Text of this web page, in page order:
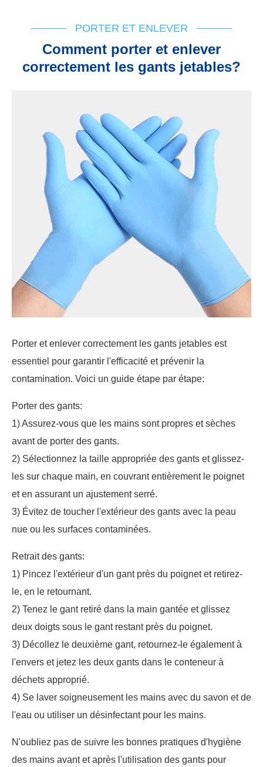
PORTER ET ENLEVER
Comment porter et enlever
correctement les gants jetables?
Porter et enlever correctement les gants jetables est
essentiel pour garantir l'efficacité et prévenir la
contamination. Voici un guide étape par étape:
Porter des gants:
1) Assurez-vous que les mains sont propres et sèches
avant de porter des gants.
2) Sélectionnez la taille appropriée des gants et glissez-
les sur chaque main, en couvrant entièrement le poignet
et en assurant un ajustement serré.
3) Évitez de toucher l'extérieur des gants avec la peau
nue ou les surfaces contaminées.
Retrait des gants:
1) Pincez l'extérieur d'un gant près du poignet et retirez-
le, en le retournant.
2) Tenez le gant retiré dans la main gantée et glissez
deux doigts sous le gant restant près du poignet.
3) Décollez le deuxième gant, retournez-le également à
l'envers et jetez les deux gants dans le conteneur à
déchets approprié.
4) Se laver soigneusement les mains avec du savon et de
l'eau ou utiliser un désinfectant pour les mains.
N'oubliez pas de suivre les bonnes pratiques d'hygiène
des mains avant et après l'utilisation des gants pour